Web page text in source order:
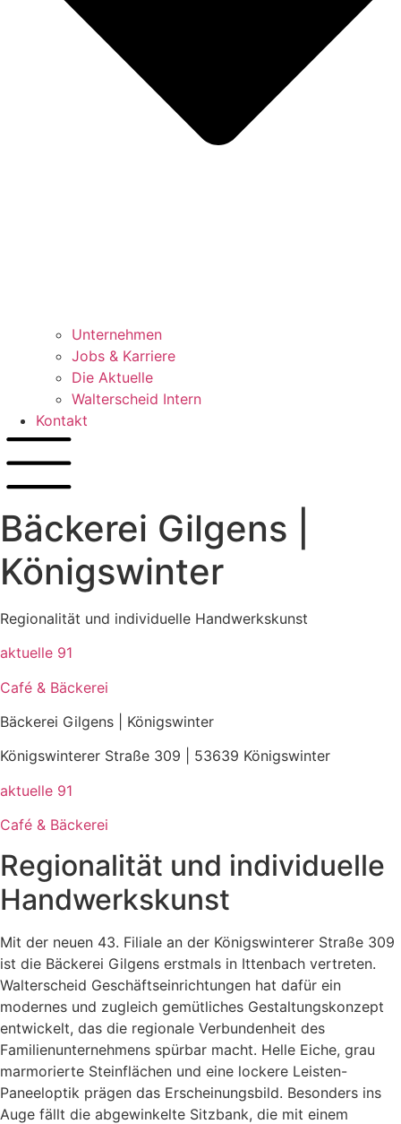
Unternehmen
Jobs & Karriere
Die Aktuelle
Walterscheid Intern
Kontakt
Bäckerei Gilgens |
Königswinter
Regionalität und individuelle Handwerkskunst
aktuelle 91
Café & Bäckerei
Bäckerei Gilgens | Königswinter
Königswinterer Straße 309 | 53639 Königswinter
aktuelle 91
Café & Bäckerei
Regionalität und individuelle
Handwerkskunst
Mit der neuen 43. Filiale an der Königswinterer Straße 309
ist die Bäckerei Gilgens erstmals in Ittenbach vertreten.
Walterscheid Geschäftseinrichtungen hat dafür ein
modernes und zugleich gemütliches Gestaltungskonzept
entwickelt, das die regionale Verbundenheit des
Familienunternehmens spürbar macht. Helle Eiche, grau
marmorierte Steinflächen und eine lockere Leisten-
Paneeloptik prägen das Erscheinungsbild. Besonders ins
Auge fällt die abgewinkelte Sitzbank, die mit einem